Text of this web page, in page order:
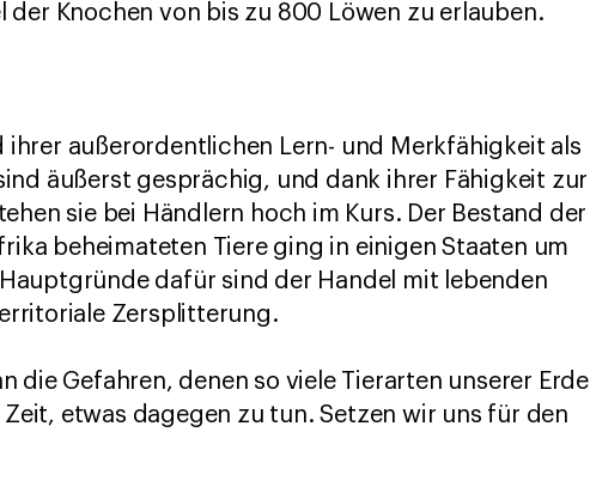
Knochen von bis zu 800 Löwen zu erlauben.
außerordentlichen Lern- und Merkfähigkeit als
äußerst gesprächig, und dank ihrer Fähigkeit zur
sie bei Händlern hoch im Kurs. Der Bestand der
beheimateten Tiere ging in einigen Staaten um
dafür sind der Handel mit lebenden
Zersplitterung.
die Gefahren, denen so viele Tierarten unserer Erde
etwas dagegen zu tun. Setzen wir uns für den